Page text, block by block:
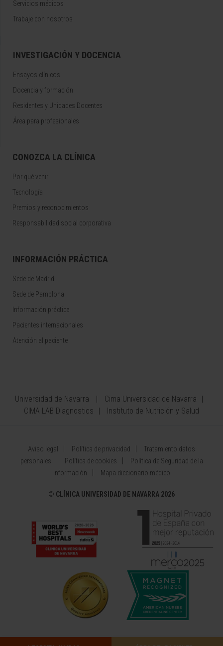
Servicios médicos
Trabaje con nosotros
INVESTIGACIÓN Y DOCENCIA
Ensayos clínicos
Docencia y formación
Residentes y Unidades Docentes
Área para profesionales
CONOZCA LA CLÍNICA
Por qué venir
Tecnología
Premios y reconocimientos
Responsabilidad social corporativa
INFORMACIÓN PRÁCTICA
Sede de Madrid
Sede de Pamplona
Información práctica
Pacientes internacionales
Atención al paciente
Universidad de Navarra
Cima Universidad de Navarra
CIMA LAB Diagnostics
Instituto de Nutrición y Salud
Aviso legal Política de privacidad
Tratamiento datos
personales
Política de cookies
Política de Seguridad de la
Información
Mapa diccionario médico
© CLÍNICA UNIVERSIDAD DE NAVARRA 2026